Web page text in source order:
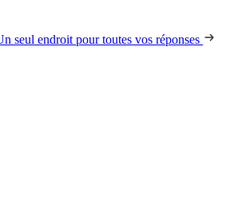
seul endroit pour toutes vos réponses